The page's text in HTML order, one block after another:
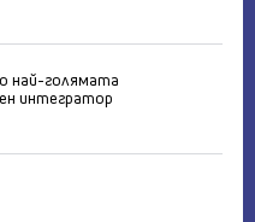
най-голямата
интегратор